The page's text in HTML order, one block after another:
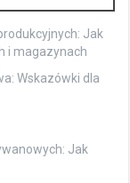
Jak
i magazynach
Wskazówki dla
Jak